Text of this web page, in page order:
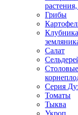
Грибы
Салат
Столовые
Серия
Томаты
Тыква
Укроп